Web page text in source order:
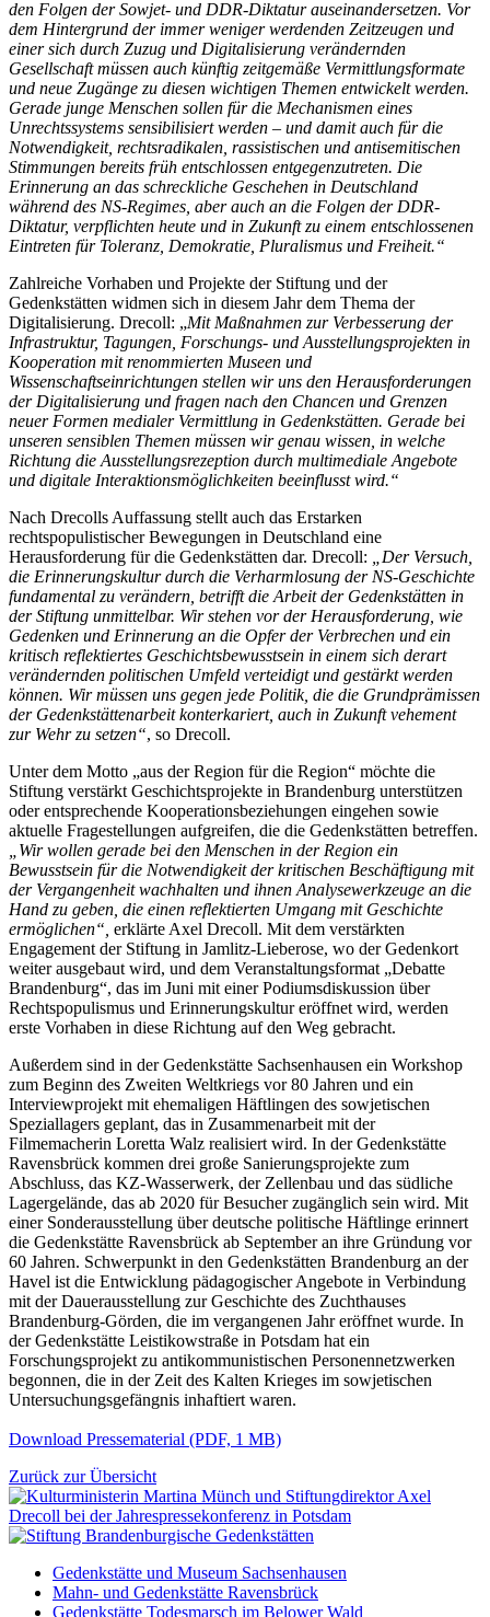
den Folgen der Sowjet- und DDR-Diktatur auseinandersetzen. Vor
dem Hintergrund der immer weniger werdenden Zeitzeugen und
einer sich durch Zuzug und Digitalisierung verändernden
Gesellschaft müssen auch künftig zeitgemäße Vermittlungsformate
und neue Zugänge zu diesen wichtigen Themen entwickelt werden.
Gerade junge Menschen sollen für die Mechanismen eines
Unrechtssystems sensibilisiert werden – und damit auch für die
Notwendigkeit, rechtsradikalen, rassistischen und antisemitischen
Stimmungen bereits früh entschlossen entgegenzutreten. Die
Erinnerung an das schreckliche Geschehen in Deutschland
während des NS-Regimes, aber auch an die Folgen der DDR-
Diktatur, verpflichten heute und in Zukunft zu einem entschlossenen
Eintreten für Toleranz, Demokratie, Pluralismus und Freiheit.“
Zahlreiche Vorhaben und Projekte der Stiftung und der
Gedenkstätten widmen sich in diesem Jahr dem Thema der
Digitalisierung. Drecoll: „Mit Maßnahmen zur Verbesserung der
Infrastruktur, Tagungen, Forschungs- und Ausstellungsprojekten in
Kooperation mit renommierten Museen und
Wissenschaftseinrichtungen stellen wir uns den Herausforderungen
der Digitalisierung und fragen nach den Chancen und Grenzen
neuer Formen medialer Vermittlung in Gedenkstätten. Gerade bei
unseren sensiblen Themen müssen wir genau wissen, in welche
Richtung die Ausstellungsrezeption durch multimediale Angebote
und digitale Interaktionsmöglichkeiten beeinflusst wird.“
Nach Drecolls Auffassung stellt auch das Erstarken
rechtspopulistischer Bewegungen in Deutschland eine
Herausforderung für die Gedenkstätten dar. Drecoll:
„Der Versuch,
die Erinnerungskultur durch die Verharmlosung der NS-Geschichte
fundamental zu verändern, betrifft die Arbeit der Gedenkstätten in
der Stiftung unmittelbar. Wir stehen vor der Herausforderung, wie
Gedenken und Erinnerung an die Opfer der Verbrechen und ein
kritisch reflektiertes Geschichtsbewusstsein in einem sich derart
verändernden politischen Umfeld verteidigt und gestärkt werden
können. Wir müssen uns gegen jede Politik, die die Grundprämissen
der Gedenkstättenarbeit konterkariert, auch in Zukunft vehement
zur Wehr zu setzen“, so Drecoll.
Unter dem Motto „aus der Region für die Region“ möchte die
Stiftung verstärkt Geschichtsprojekte in Brandenburg unterstützen
oder entsprechende Kooperationsbeziehungen eingehen sowie
aktuelle Fragestellungen aufgreifen, die die Gedenkstätten betreffen.
„Wir wollen gerade bei den Menschen in der Region ein
Bewusstsein für die Notwendigkeit der kritischen Beschäftigung mit
der Vergangenheit wachhalten und ihnen Analysewerkzeuge an die
Hand zu geben, die einen reflektierten Umgang mit Geschichte
ermöglichen“ erklärte Axel Drecoll. Mit dem verstärkten
Engagement der Stiftung in Jamlitz-Lieberose, wo der Gedenkort
weiter ausgebaut wird, und dem Veranstaltungsformat „Debatte
Brandenburg“, das im Juni mit einer Podiumsdiskussion über
Rechtspopulismus und Erinnerungskultur eröffnet wird, werden
erste Vorhaben in diese Richtung auf den Weg gebracht.
Außerdem sind in der Gedenkstätte Sachsenhausen ein Workshop
zum Beginn des Zweiten Weltkriegs vor 80 Jahren und ein
Interviewprojekt mit ehemaligen Häftlingen des sowjetischen
Speziallagers geplant, das in Zusammenarbeit mit der
Filmemacherin Loretta Walz realisiert wird. In der Gedenkstätte
Ravensbrück kommen drei große Sanierungsprojekte zum
Abschluss, das KZ-Wasserwerk, der Zellenbau und das südliche
Lagergelände, das ab 2020 für Besucher zugänglich sein wird. Mit
einer Sonderausstellung über deutsche politische Häftlinge erinnert
die Gedenkstätte Ravensbrück ab September an ihre Gründung vor
60 Jahren. Schwerpunkt in den Gedenkstätten Brandenburg an der
Havel ist die Entwicklung pädagogischer Angebote in Verbindung
mit der Dauerausstellung zur Geschichte des Zuchthauses
Brandenburg-Görden, die im vergangenen Jahr eröffnet wurde. In
der Gedenkstätte Leistikowstraße in Potsdam hat ein
Forschungsprojekt zu antikommunistischen Personennetzwerken
begonnen, die in der Zeit des Kalten Krieges im sowjetischen
Untersuchungsgefängnis inhaftiert waren.
Download Pressematerial (PDF, 1 MB)
Zurück zur Übersicht
Gedenkstätte und Museum Sachsenhausen
Mahn- und Gedenkstätte Ravensbrück
Gedenkstätte Todesmarsch im Belower Wald